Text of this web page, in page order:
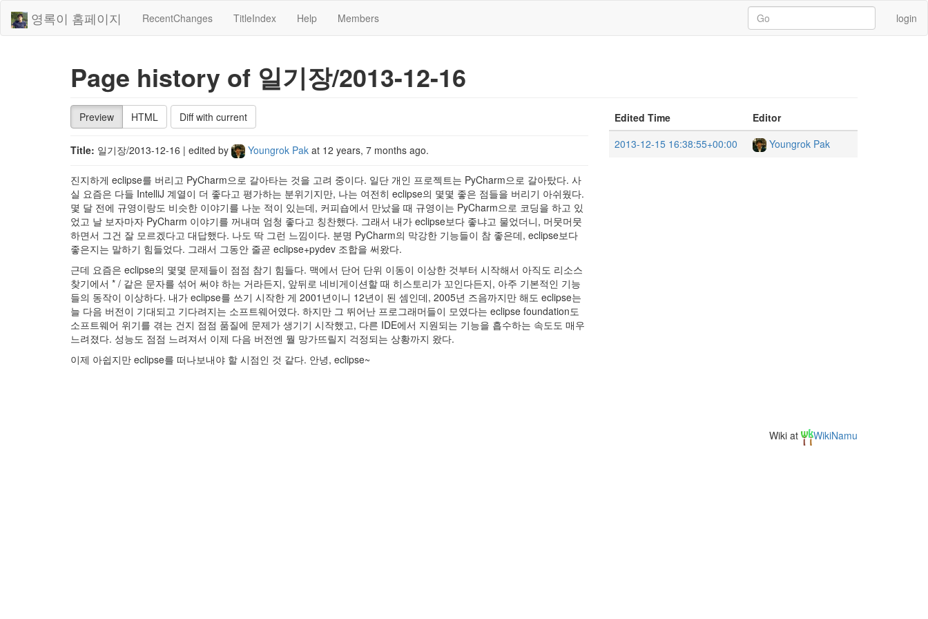
영록이 홈페이지 RecentChanges TitleIndex Help Members login
Page history of 일기장/2013-12-16
Preview HTML Diff with current
Title: 일기장/2013-12-16 | edited by Youngrok Pak at 12 years, 7 months ago.
진지하게 eclipse를 버리고 PyCharm으로 갈아타는 것을 고려 중이다. 일단 개인 프로젝트는 PyCharm으로 갈아탔다. 사
실 요즘은 다들 IntelliJ 계열이 더 좋다고 평가하는 분위기지만, 나는 여전히 eclipse의 몇몇 좋은 점들을 버리기 아쉬웠다.
몇 달 전에 규영이랑도 비슷한 이야기를 나눈 적이 있는데, 커피숍에서 만났을 때 규영이는 PyCharm으로 코딩을 하고 있
었고 날 보자마자 PyCharm 이야기를 꺼내며 엄청 좋다고 칭찬했다. 그래서 내가 eclipse보다 좋냐고 물었더니, 머뭇머뭇
하면서 그건 잘 모르겠다고 대답했다. 나도 딱 그런 느낌이다. 분명 PyCharm의 막강한 기능들이 참 좋은데, eclipse보다
좋은지는 말하기 힘들었다. 그래서 그동안 줄곧 eclipse+pydev 조합을 써왔다.
근데 요즘은 eclipse의 몇몇 문제들이 점점 참기 힘들다. 맥에서 단어 단위 이동이 이상한 것부터 시작해서 아직도 리소스
찾기에서 * / 같은 문자를 섞어 써야 하는 거라든지, 앞뒤로 네비게이션할 때 히스토리가 꼬인다든지, 아주 기본적인 기능
들의 동작이 이상하다. 내가 eclipse를 쓰기 시작한 게 2001년이니 12년이 된 셈인데, 2005년 즈음까지만 해도 eclipse는
늘 다음 버전이 기대되고 기다려지는 소프트웨어였다. 하지만 그 뛰어난 프로그래머들이 모였다는 eclipse foundation도
소프트웨어 위기를 겪는 건지 점점 품질에 문제가 생기기 시작했고, 다른 IDE에서 지원되는 기능을 흡수하는 속도도 매우
느려졌다. 성능도 점점 느려져서 이제 다음 버전엔 뭘 망가뜨릴지 걱정되는 상황까지 왔다.
이제 아쉽지만 eclipse를 떠나보내야 할 시점인 것 같다. 안녕, eclipse~
Edited Time
Editor
2013-12-15 16:38:55+00:00
Youngrok Pak
Wiki at WikiNamu